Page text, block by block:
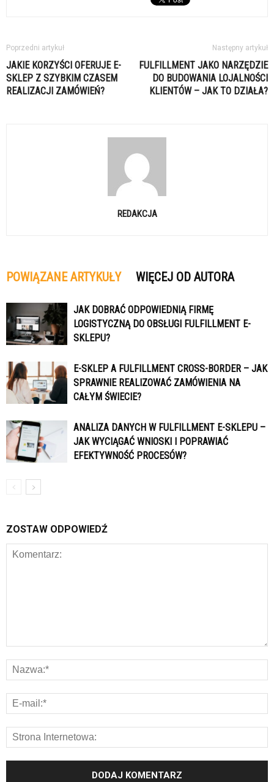
Poprzedni artykuł
JAKIE KORZYŚCI OFERUJE E-
SKLEP Z SZYBKIM CZASEM
REALIZACJI ZAMÓWIEŃ?
Następny artykuł
FULFILLMENT JAKO NARZĘDZIE
DO BUDOWANIA LOJALNOŚCI
KLIENTÓW – JAK TO DZIAŁA?
REDAKCJA
POWIĄZANE ARTYKUŁY WIĘCEJ OD AUTORA
JAK DOBRAĆ ODPOWIEDNIĄ FIRMĘ
LOGISTYCZNĄ DO OBSŁUGI FULFILLMENT E-
SKLEPU?
E-SKLEP A FULFILLMENT CROSS-BORDER – JAK
SPRAWNIE REALIZOWAĆ ZAMÓWIENIA NA
CAŁYM ŚWIECIE?
ANALIZA DANYCH W FULFILLMENT E-SKLEPU –
JAK WYCIĄGAĆ WNIOSKI I POPRAWIAĆ
EFEKTYWNOŚĆ PROCESÓW?
ZOSTAW ODPOWIEDŹ